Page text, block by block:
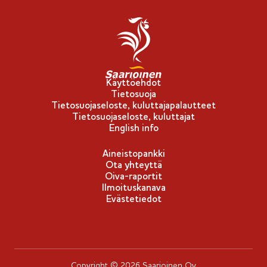
i
p
p
u
-
m
e
r
k
i
Käyttöehdot
Tietosuoja
Tietosuojaseloste, kuluttajapalautteet
Tietosuojaseloste, kuluttajat
English info
Aineistopankki
Ota yhteyttä
Oiva-raportit
Ilmoituskanava
Evästetiedot